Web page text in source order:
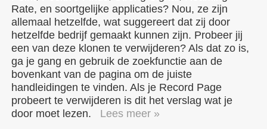
Rate, en soortgelijke applicaties? Nou, ze zijn
allemaal hetzelfde, wat suggereert dat zij door
hetzelfde bedrijf gemaakt kunnen zijn. Probeer jij
een van deze klonen te verwijderen? Als dat zo is,
ga je gang en gebruik de zoekfunctie aan de
bovenkant van de pagina om de juiste
handleidingen te vinden. Als je Record Page
probeert te verwijderen is dit het verslag wat je
door moet lezen.
Lees meer »